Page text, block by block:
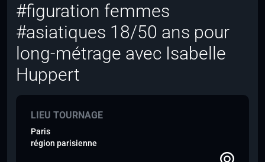
#figuration femmes
#asiatiques 18/50 ans pour
long-métrage avec Isabelle
Huppert
LIEU TOURNAGE
Paris
région parisienne